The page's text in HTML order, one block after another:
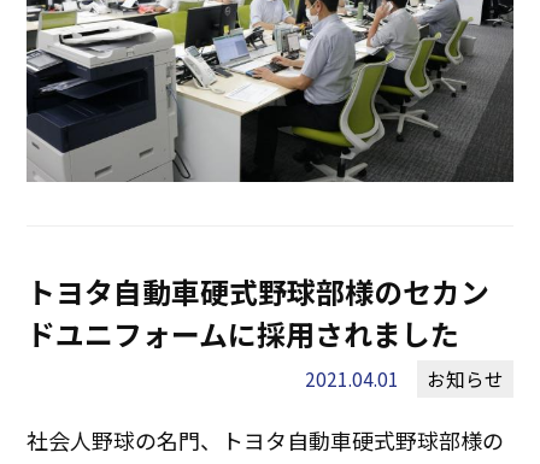
トヨタ自動車硬式野球部様のセカン
ドユニフォームに採用されました
2021.04.01 お知らせ
社会人野球の名門、トヨタ自動車硬式野球部様の